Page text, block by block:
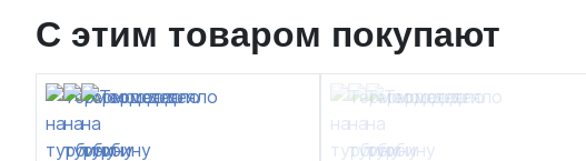
С этим товаром покупают